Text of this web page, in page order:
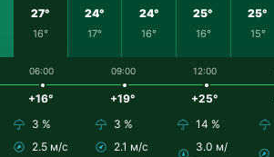
27°
16°
24°
17°
24°
16°
25°
16°
25°
15°
06:00
+16°
3 %
2.5 м/с
09:00
+19°
3 %
2.1 м/с
12:00
+25°
14 %
3.0 м/